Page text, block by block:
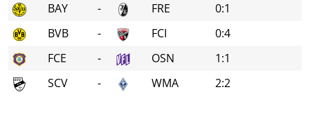
BAY
- FRE
0:1
BVB
- FCI
0:4
FCE
- OSN
1:1
SCV
- WMA 2:2